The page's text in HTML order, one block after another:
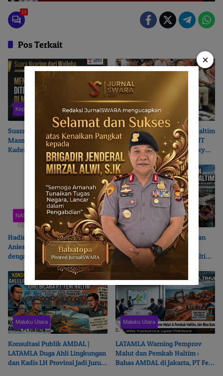
13
Pos Terkait
Kepulauan Sula
Suara Nyaring dari Wailoba |
Masmina : Mengapa Nasib
Kades Desa Ditentukan di Meja
Maluku Utara
PT. Feni Haltim – Pemkab Haltim
‘Selingkuh’? | SEMMI MALUT
Ancam Polisikan Sekda Ricky
Chairul Richfat
NASIONAL
Hadir di Pelantikan PB HIKMU |
Anies Baswedan Terikat Batin
dengan Bumi Moloku Kie Raha
Maluku Utara
Beroperasi Tanpa AMDAL dan
Cemari Sungai Kukuba,
LATAMLA Desak PT Feni Haltim
Diproses Pidana
Maluku Utara
Konsultasi Publik AMDAL |
LATAMLA Duga Ahli Lingkungan
dan Kadis LH Provinsi Jadi Juru
Maluku Utara
LATAMLA Warning Pemprov
Malut dan Pemkab Haltim :
Bahas AMDAL di Jakarta, PT Feni
×